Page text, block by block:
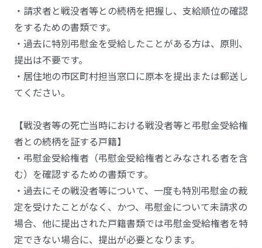
・請求者と戦没者等との続柄を把握し、支給順位の確認
をするための書類です。
・過去に特別弔慰金を受給したことがある方は、原則、
提出は不要です。
・居住地の市区町村担当窓口に原本を提出または郵送し
てください。
【戦没者等の死亡当時における戦没者等と弔慰金受給権
者との続柄を証する戸籍】
・弔慰金受給権者（弔慰金受給権者とみなされる者を含
む）を確認するための書類です。
・過去にその戦没者等について、一度も特別弔慰金の裁
定を受けたことがなく、かつ、弔慰金について未請求の
場合、他に提出された戸籍書類では弔慰金受給権者を特
定できない場合に、提出が必要となります。